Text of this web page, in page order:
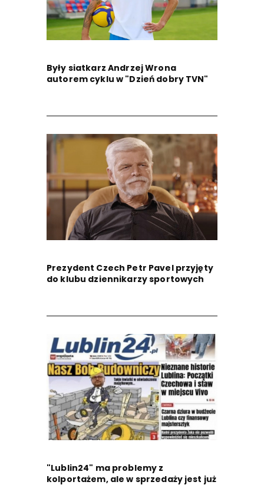
Były siatkarz Andrzej Wrona
autorem cyklu w "Dzień dobry TVN"
Prezydent Czech Petr Pavel przyjęty
do klubu dziennikarzy sportowych
"Lublin24" ma problemy z
kolportażem, ale w sprzedaży jest już